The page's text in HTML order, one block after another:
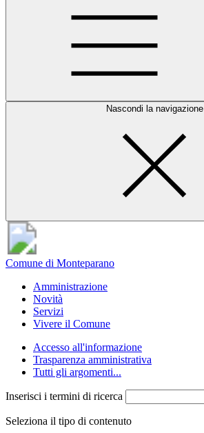
Nascondi la navigazione
Comune di Monteparano
Amministrazione
Novità
Servizi
Vivere il Comune
Accesso all'informazione
Trasparenza amministrativa
Tutti gli argomenti...
Inserisci i termini di ricerca
Seleziona il tipo di contenuto